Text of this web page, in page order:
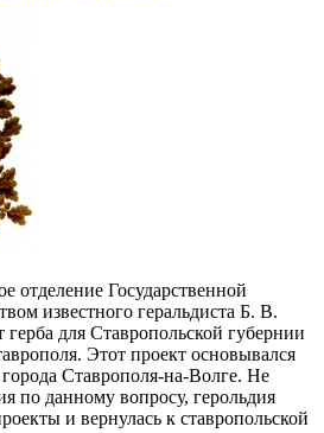
отделение Государственной
известного геральдиста Б. В.
для Ставропольской губернии
Этот проект основывался
Ставрополя-на-Волге. Не
по данному вопросу, герольдия
и вернулась к ставропольской